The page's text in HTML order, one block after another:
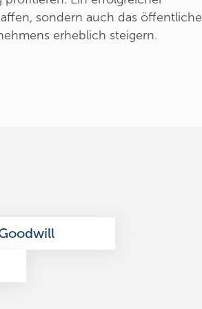
sondern auch das öffentliche
erheblich steigern.